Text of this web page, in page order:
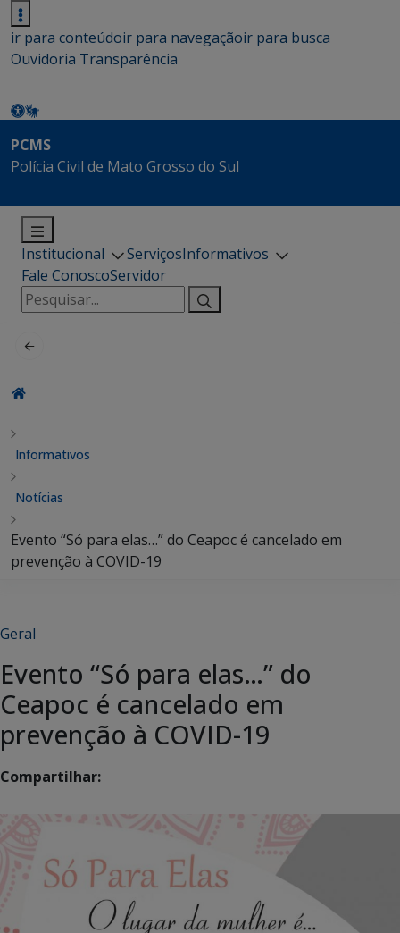
ir para conteúdoir para navegaçãoir para busca
Ouvidoria Transparência
PCMS
Polícia Civil de Mato Grosso do Sul
Institucional ServiçosInformativos
Fale ConoscoServidor
Pesquisar
por:
Informativos
Notícias
Evento “Só para elas…” do Ceapoc é cancelado em
prevenção à COVID-19
Geral
Evento “Só para elas…” do
Ceapoc é cancelado em
prevenção à COVID-19
Compartilhar: